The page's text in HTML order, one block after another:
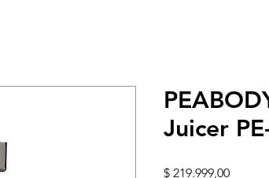
Juicer
$ 219.999,00Precio